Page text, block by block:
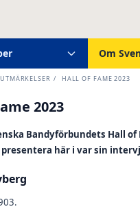
Om
/ HALL OF FAME 2023
2023
Bandyförbundets Hall of
här i var sin